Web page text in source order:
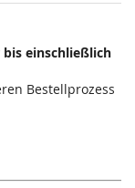
bis einschließlich
Bestellprozess